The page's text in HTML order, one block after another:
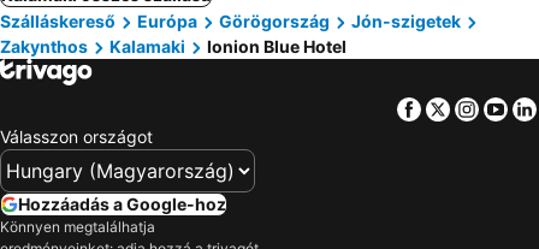
Szálláskereső
Európa Görögország
Jón-szigetek
Zakynthos
Kalamaki Ionion Blue Hotel
Facebook
Twitter
Válasszon országot
Hozzáadás a Google-hoz
Könnyen megtalálhatja